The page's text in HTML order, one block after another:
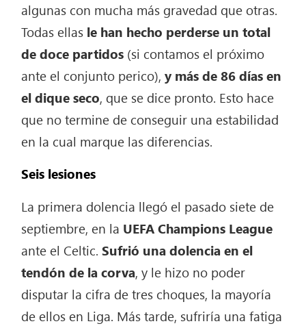
algunas con mucha más gravedad que otras.
Todas ellas le han hecho perderse un total
de doce partidos (si contamos el próximo
ante el conjunto perico),y más de 86 días en
el dique seco, que se dice pronto. Esto hace
que no termine de conseguir una estabilidad
en la cual marque las diferencias.
Seis lesiones
La primera dolencia llegó el pasado siete de
septiembre, en la UEFA Champions League
ante el Celtic. Sufrió una dolencia en el
tendón de la corva, y le hizo no poder
disputar la cifra de tres choques, la mayoría
de ellos en Liga. Más tarde, sufriría una fatiga